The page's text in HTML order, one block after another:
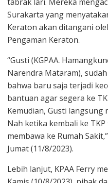
Surakarta yang
Keraton akan ditangani
Pengaman Keraton.
“Gusti (KGPAA.
Narendra Mataram),
bahwa baru saja terjadi
bantuan agar segera ke
Kemudian, Gusti langsung
Nah ketika kembali ke
membawa ke Rumah
Jumat (11/8/2023).
Lebih lanjut, KPAA Ferry